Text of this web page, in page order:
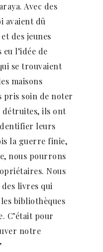
Avec des
avaient dû
des jeunes
l’idée de
se trouvaient
maisons
pris soin de noter
détruites, ils ont
leurs
la guerre finie,
nous pourrons
Nous
livres qui
bibliothèques
C’était pour
notre